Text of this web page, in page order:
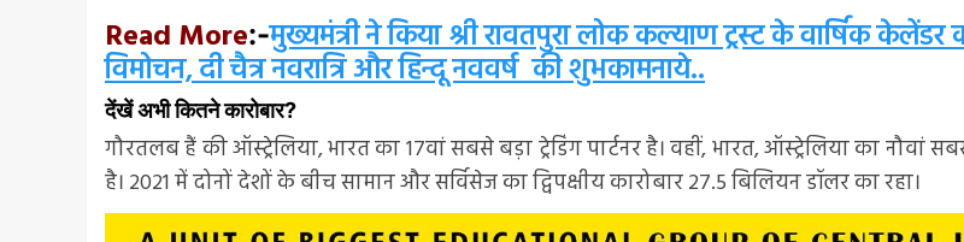
Read More:-मुख्यमंत्री ने किया श्री रावतपुरा लोक कल्याण ट्रस्ट के वार्षिक केलेंडर
विमोचन, दी चैत्र नवरात्रि और हिन्दू नववर्ष की शुभकामनाये..
देंखें अभी कितने कारोबार?
गौरतलब हैं की ऑस्ट्रेलिया, भारत का 17वां सबसे बड़ा ट्रेडिंग पार्टनर है। वहीं, भारत, ऑस्ट्रेलिया का नौवां
है। 2021 में दोनों देशों के बीच सामान और सर्विसेज का द्विपक्षीय कारोबार 27.5 बिलियन डॉलर का रहा।